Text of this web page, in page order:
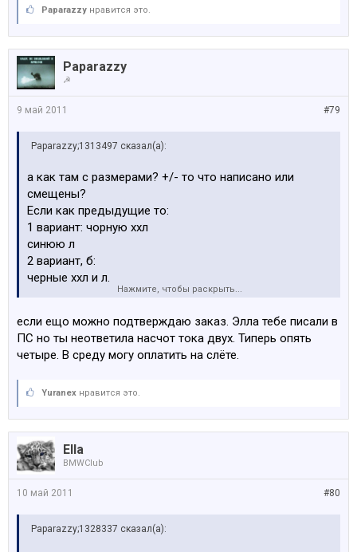
Paparazzy нравится это.
Paparazzy
☭
#79
9 май 2011
Paparazzy;1313497 сказал(а):
а как там с размерами? +/- то что написано или
смещены?
Если как предыдущие то:
1 вариант: чорную ххл
синюю л
2 вариант, б:
черные ххл и л.
Нажмите, чтобы раскрыть...
если ещо можно подтверждаю заказ. Элла тебе писали в
ПС но ты неответила насчот тока двух. Типерь опять
четыре. В среду могу оплатить на слёте.
Yuranex нравится это.
Ella
BMWClub
#80
10 май 2011
Paparazzy;1328337 сказал(а):